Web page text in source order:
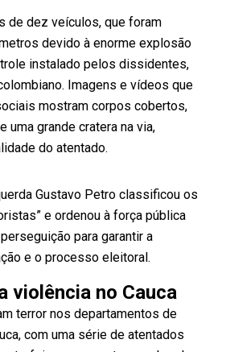
de dez veículos, que foram
devido à enorme explosão
instalado pelos dissidentes,
Imagens e vídeos que
mostram corpos cobertos,
uma grande cratera na via,
do atentado.
Gustavo Petro classificou os
e ordenou à força pública
para garantir a
e o processo eleitoral.
violência no Cauca
terror nos departamentos de
com uma série de atentados